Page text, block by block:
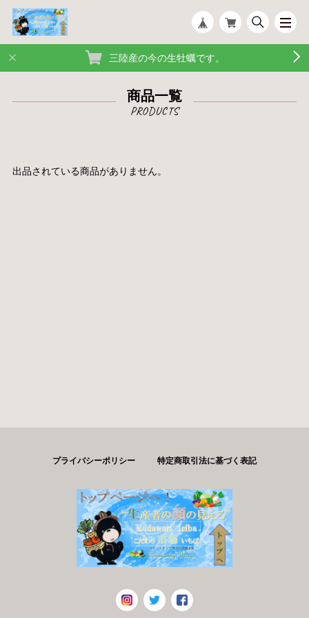
三陸産の今の生牡蠣です。
商品一覧
出品されている商品がありません。
プライバシーポリシー 特定商取引法に基づく表記